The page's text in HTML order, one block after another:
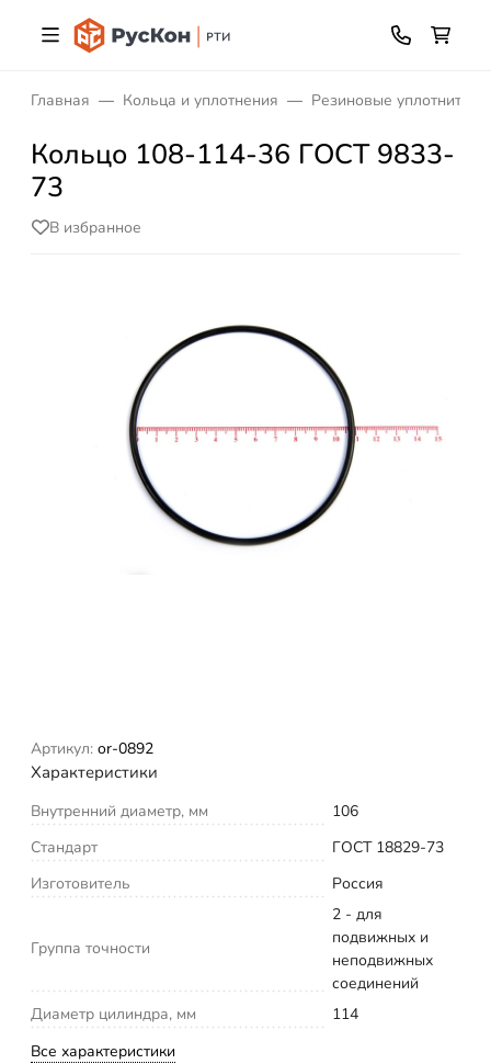
Главная Кольца и уплотнения Резиновые
Кольцо 108-114-36 ГОСТ 9833-
73
В избранное
Артикул: or-0892
Характеристики
Внутренний диаметр, мм
106
Стандарт
ГОСТ 18829-73
Изготовитель
Россия
Группа точности
2 - для
подвижных и
неподвижных
соединений
Диаметр цилиндра, мм
114
Все характеристики